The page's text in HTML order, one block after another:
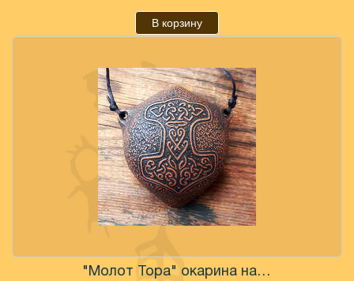
В корзину
"Молот Тора" окарина настроенная